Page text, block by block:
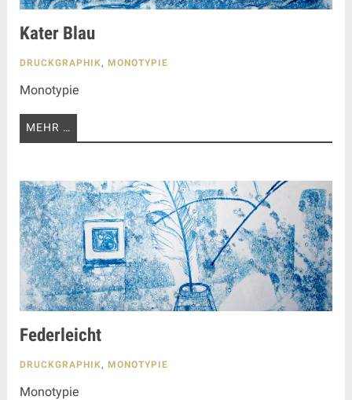
Kater Blau
DRUCKGRAPHIK, MONOTYPIE
Monotypie
MEHR …
Federleicht
DRUCKGRAPHIK, MONOTYPIE
Monotypie